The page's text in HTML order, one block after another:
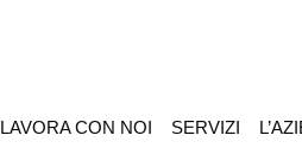
LAVORA CON NOI SERVIZI